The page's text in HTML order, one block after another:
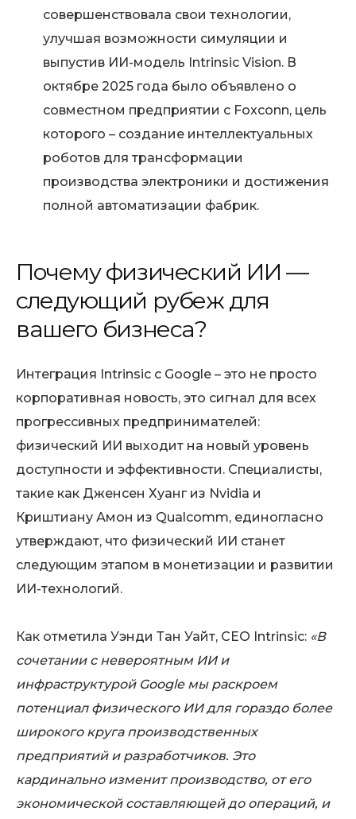
совершенствовала свои технологии,
улучшая возможности симуляции и
выпустив ИИ-модель Intrinsic Vision. В
октябре 2025 года было объявлено о
совместном предприятии с Foxconn, цель
которого – создание интеллектуальных
роботов для трансформации
производства электроники и достижения
полной автоматизации фабрик.
Почему физический ИИ —
следующий рубеж для
вашего бизнеса?
Интеграция Intrinsic с Google – это не просто
корпоративная новость, это сигнал для всех
прогрессивных предпринимателей:
физический ИИ выходит на новый уровень
доступности и эффективности. Специалисты,
такие как Дженсен Хуанг из Nvidia и
Криштиану Амон из Qualcomm, единогласно
утверждают, что физический ИИ станет
следующим этапом в монетизации и развитии
ИИ-технологий.
Как отметила Уэнди Тан Уайт, CEO Intrinsic: «В
сочетании с невероятным ИИ и
инфраструктурой Google мы раскроем
потенциал физического ИИ для гораздо более
широкого круга производственных
предприятий и разработчиков. Это
кардинально изменит производство, от его
экономической составляющей до операций, и